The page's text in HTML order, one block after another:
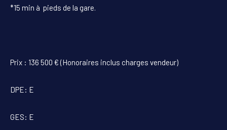
*15 min à pieds de la gare.
Prix : 136 500 € (Honoraires inclus charges vendeur)
DPE: E
GES: E